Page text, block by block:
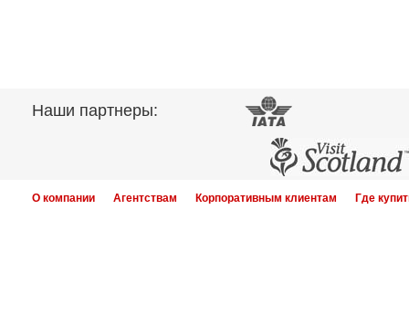
Наши партнеры:
О компании Агентствам Корпоративным клиентам Где